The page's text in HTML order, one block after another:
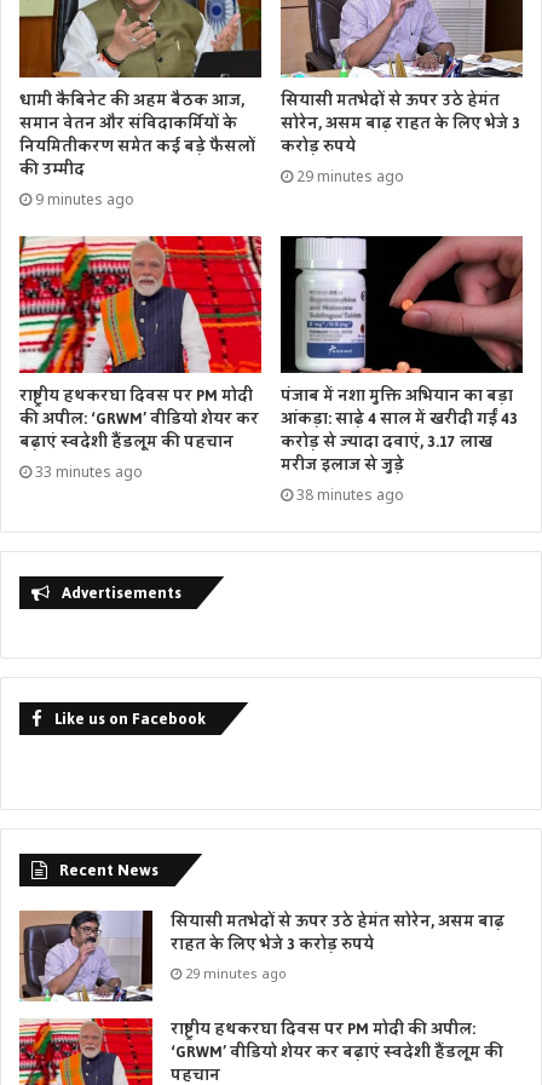
धामी कैबिनेट की अहम बैठक आज,
समान वेतन और संविदाकर्मियों के
नियमितीकरण समेत कई बड़े फैसलों
की उम्मीद
9 minutes ago
सियासी मतभेदों से ऊपर उठे हेमंत
सोरेन, असम बाढ़ राहत के लिए भेजे 3
करोड़ रुपये
29 minutes ago
राष्ट्रीय हथकरघा दिवस पर PM मोदी
की अपील: ‘GRWM’ वीडियो शेयर कर
बढ़ाएं स्वदेशी हैंडलूम की पहचान
33 minutes ago
पंजाब में नशा मुक्ति अभियान का बड़ा
आंकड़ा: साढ़े 4 साल में खरीदी गईं 43
करोड़ से ज्यादा दवाएं, 3.17 लाख
मरीज इलाज से जुड़े
38 minutes ago
Advertisements
Like us on Facebook
Recent News
सियासी मतभेदों से ऊपर उठे हेमंत सोरेन, असम बाढ़
राहत के लिए भेजे 3 करोड़ रुपये
29 minutes ago
राष्ट्रीय हथकरघा दिवस पर PM मोदी की अपील:
‘GRWM’ वीडियो शेयर कर बढ़ाएं स्वदेशी हैंडलूम की
पहचान